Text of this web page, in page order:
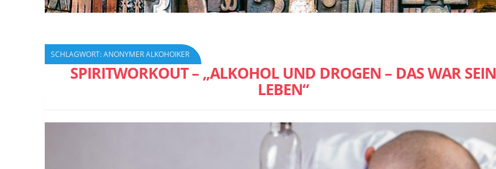
SCHLAGWORT:ANONYMER ALKOHOIKER
SPIRITWORKOUT – „ALKOHOL UND DROGEN – DAS WAR SEIN
LEBEN“